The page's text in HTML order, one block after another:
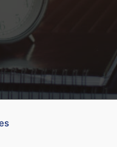
devant élèves,